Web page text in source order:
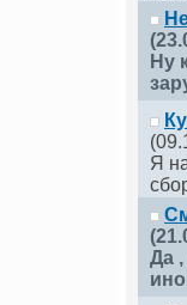
Ну
Я
Да